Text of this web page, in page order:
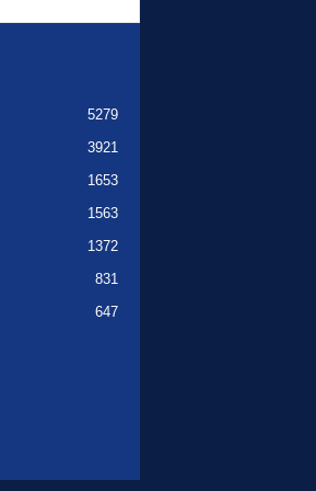
5279
3921
1653
1563
1372
831
647